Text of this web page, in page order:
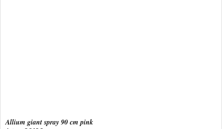
allium giant spray 90 cm pink